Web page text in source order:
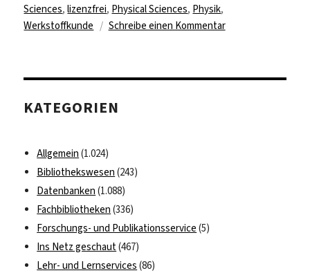
Sciences,lizenzfrei, Physical Sciences, Physik,
Werkstoffkunde
Schreibe einen Kommentarzu
Datenbanken
KATEGORIEN
Allgemein (1.024)
Bibliothekswesen (243)
Datenbanken (1.088)
Fachbibliotheken (336)
Forschungs- und Publikationsservice (5)
Ins Netz geschaut(467)
Lehr- und Lernservices (86)